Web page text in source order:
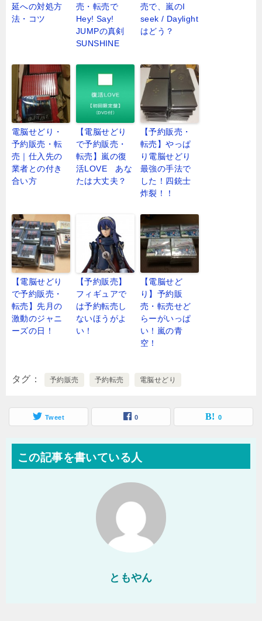
延への対処方
法・コツ
売・転売で
Hey! Say!
JUMPの真剣
SUNSHINE
売で、嵐のI
seek / Daylight
はどう？
電脳せどり・
予約販売・転
売｜仕入先の
業者との付き
合い方
【電脳せどり
で予約販売・
転売】嵐の復
活LOVE あな
たは大丈夫？
【予約販売・
転売】やっぱ
り電脳せどり
最強の手法で
した！四銃士
炸裂！！
【電脳せどり
で予約販売・
転売】先月の
激動のジャニ
ーズの日！
【予約販売】
フィギュアで
は予約転売し
ないほうがよ
い！
【電脳せど
り】予約販
売・転売せど
らーがいっぱ
い！嵐の青
空！
タグ 予約販売 予約転売 電脳せどり
Tweet 0 0
この記事を書いている人
ともやん